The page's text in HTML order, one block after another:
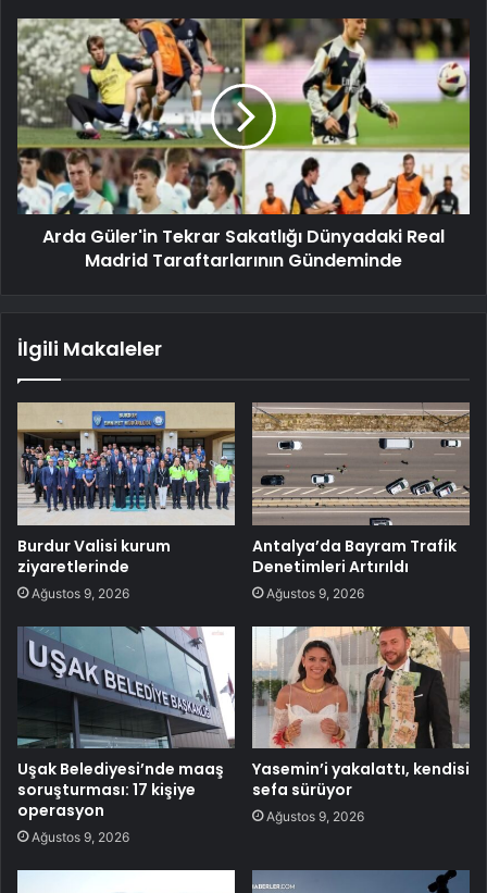
Arda Güler'in Tekrar Sakatlığı Dünyadaki Real
Madrid Taraftarlarının Gündeminde
İlgili Makaleler
Burdur Valisi kurum
ziyaretlerinde
Ağustos 9, 2026
Antalya’da Bayram Trafik
Denetimleri Artırıldı
Ağustos 9, 2026
Uşak Belediyesi’nde maaş
soruşturması: 17 kişiye
operasyon
Ağustos 9, 2026
Yasemin’i yakalattı, kendisi
sefa sürüyor
Ağustos 9, 2026